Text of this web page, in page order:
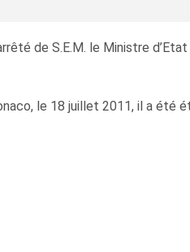
de S.E.M. le Ministre
le 18 juillet 2011, il a été